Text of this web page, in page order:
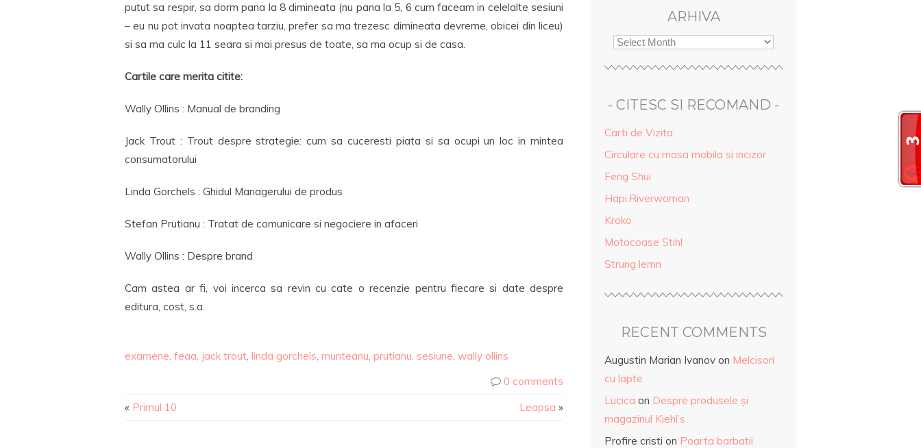
putut sa respir, sa dorm pana la 8 dimineata (nu pana la 5, 6 cum faceam in celelalte sesiuni
– eu nu pot invata noaptea tarziu, prefer sa ma trezesc dimineata devreme, obicei din liceu)
si sa ma culc la 11 seara si mai presus de toate, sa ma ocup si de casa.
Cartile care merita citite:
Wally Ollins : Manual de branding
Jack Trout : Trout despre strategie: cum sa cuceresti piata si sa ocupi un loc in mintea
consumatorului
Linda Gorchels : Ghidul Managerului de produs
Stefan Prutianu : Tratat de comunicare si negociere in afaceri
Wally Ollins : Despre brand
Cam astea ar fi, voi incerca sa revin cu cate o recenzie pentru fiecare si date despre
editura, cost, s.a.
examene, feaa, jack trout, linda gorchels, munteanu, prutianu, sesiune, wally ollins
0 comments
« Primul 10 Leapsa »
ARHIVA
- CITESC SI RECOMAND -
Carti de Vizita
Circulare cu masa mobila si incizor
Feng Shui
Hapi.Riverwoman
Kroko
Motocoase Stihl
Strung lemn
RECENT COMMENTS
Augustin Marian Ivanov on Melcisori
cu lapte
Lucica on Despre produsele și
magazinul Kiehl’s
Profire cristi on Poarta barbatii